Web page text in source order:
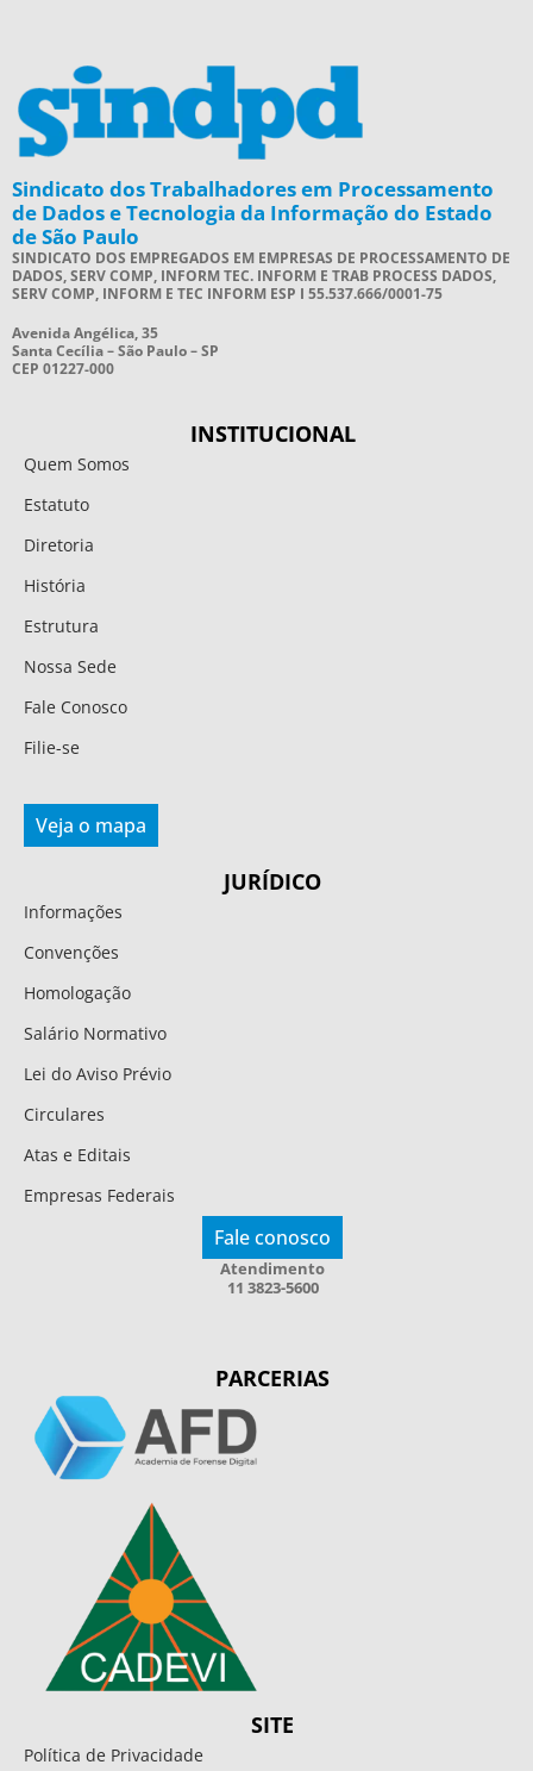
Sindicato dos Trabalhadores em Processamento
de Dados e Tecnologia da Informação do Estado
de São Paulo
SINDICATO DOS EMPREGADOS EM EMPRESAS DE PROCESSAMENTO DE
DADOS, SERV COMP, INFORM TEC. INFORM E TRAB PROCESS DADOS,
SERV COMP, INFORM E TEC INFORM ESP I 55.537.666/0001-75
Avenida Angélica, 35
Santa Cecília – São Paulo – SP
CEP 01227-000
INSTITUCIONAL
Quem Somos
Estatuto
Diretoria
História
Estrutura
Nossa Sede
Fale Conosco
Filie-se
Veja o mapa
JURÍDICO
Informações
Convenções
Homologação
Salário Normativo
Lei do Aviso Prévio
Circulares
Atas e Editais
Empresas Federais
Fale conosco
Atendimento
11 3823-5600
PARCERIAS
SITE
Política de Privacidade